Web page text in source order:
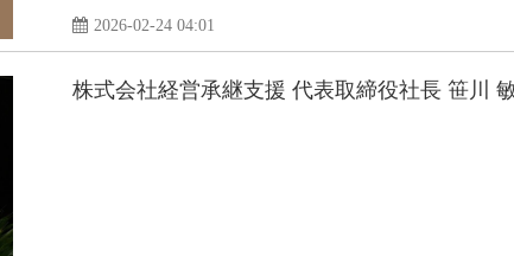
2026-02-24 04:01
株式会社経営承継支援 代表取締役社長 笹川